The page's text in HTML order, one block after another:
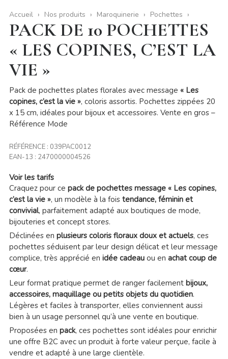
Accueil Nos produits Maroquinerie Pochettes
PACK DE 10 POCHETTES
« LES COPINES, C’EST LA
VIE »
Pack de pochettes plates florales avec message « Les
copines, c’est la vie », coloris assortis. Pochettes zippées 20
x 15 cm, idéales pour bijoux et accessoires. Vente en gros –
Référence Mode
RÉFÉRENCE : 039PAC0012
EAN-13 : 2470000004526
Voir les tarifs
Craquez pour ce pack de pochettes message « Les copines,
c’est la vie », un modèle à la fois tendance, féminin et
convivial, parfaitement adapté aux boutiques de mode,
bijouteries et concept stores.
Déclinées en plusieurs coloris floraux doux et actuels, ces
pochettes séduisent par leur design délicat et leur message
complice, très apprécié en idée cadeauou en achat coup de
cœur.
Leur format pratique permet de ranger facilement bijoux,
accessoires, maquillage ou petits objets du quotidien.
Légères et faciles à transporter, elles conviennent aussi
bien à un usage personnel qu’à une vente en boutique.
Proposées en pack, ces pochettes sont idéales pour enrichir
une offre B2C avec un produit à forte valeur perçue, facile à
vendre et adapté à une large clientèle.